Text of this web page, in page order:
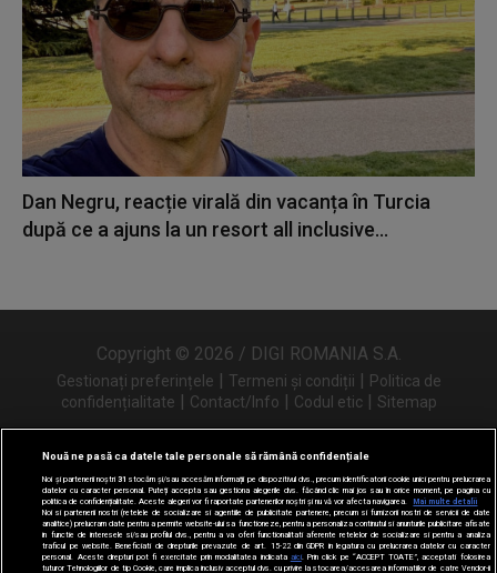
Dan Negru, reacție virală din vacanța în Turcia
după ce a ajuns la un resort all inclusive...
Copyright © 2026 / DIGI ROMANIA S.A.
Gestionați preferințele | Termeni și condiții | Politica de
confidențialitate | Contact/Info | Codul etic | Sitemap
Urmărește-ne și pe
Nouă ne pasă ca datele tale personale să rămână confidențiale
Noi și partenerii noștri31 stocăm și/sau accesăm informații pe dispozitivul dvs., precum identificatorii cookie unici pentru prelucrarea
datelor cu caracter personal. Puteți accepta sau gestiona alegerile dvs. făcând clic mai jos sau în orice moment, pe pagina cu
politica de confidențialitate. Aceste alegeri vor fi raportate partenerilor noștri și nu vă vor afecta navigarea.
Mai multe detalii
Noi si partenerii nostri (retelele de socializare si agentiile de publicitate partenere, precum si furnizorii nostri de servicii de date
analitice) prelucram date pentru a permite website-ului sa functioneze, pentru a personaliza continutul si anunturile publicitare afisate
in functie de interesele si/sau profilul dvs., pentru a va oferi functionalitati aferente retelelor de socializare si pentru a analiza
traficul pe website. Beneficiati de drepturile prevazute de art. 15-22 din GDPR in legatura cu prelucrarea datelor cu caracter
personal. Aceste drepturi pot fi exercitate prin modalitatea indicata aici. Prin click pe “ACCEPT TOATE”, acceptati folosirea
tuturor Tehnologiilor de tip Cookie, care implica inclusiv acceptul dvs. cu privire la stocarea/accesarea informatiilor de catre Vendor-ii